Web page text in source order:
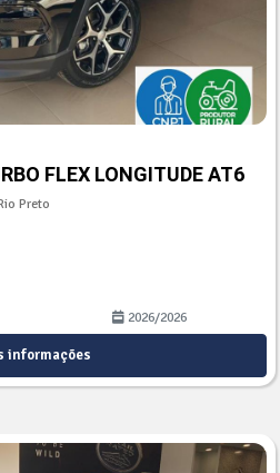
FLEX LONGITUDE AT6
Preto
2026/2026
informações